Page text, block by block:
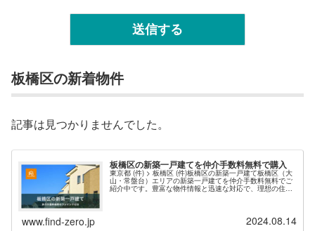
板橋区の新着物件
記事は見つかりませんでした。
板橋区の新築一戸建てを仲介手数料無料で購入
東京都 (件) > 板橋区 (件)板橋区の新築一戸建て板橋区（大
山・常盤台）エリアの新築一戸建てを仲介手数料無料でご
紹介中です。豊富な物件情報と迅速な対応で、理想の住ま
い探しをサポートします。現在、板橋区エリア 件 の新築
気エリアは、板橋区常盤台、徳丸、小茂根、前野町、高島
www.find-zero.jp 2024.08.14